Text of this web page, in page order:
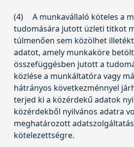
(4)
A munkavállaló köteles a
tudomására jutott üzleti titkot
túlmenően sem közölhet
adatot, amely munkaköre
összefüggésben jutott a
közlése a munkáltatóra vagy
hátrányos következménnyel
terjed ki a közérdekű adatok
közérdekből nyilvános adatra
meghatározott
kötelezettségre.